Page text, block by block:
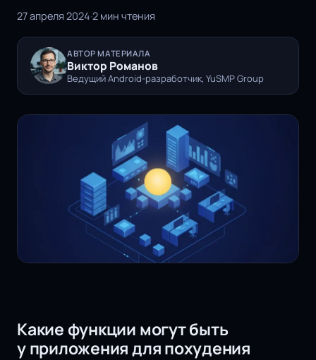
27 апреля 2024·2 мин чтения
АВТОР МАТЕРИАЛА
Виктор Романов
Ведущий Android-разработчик, YuSMP Group
Какие функции могут быть
у приложения для похудения